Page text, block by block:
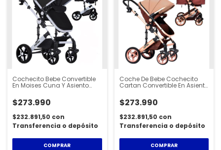
Cochecito Bebe Convertible
En Moises Cuna Y Asiento
Nuevo Modelo Seguro
Plegable Con Suspensión -
$273.990
$232.891,50 con
Transferencia o depósito
COMPRAR
Coche De Bebe Cochecito
Cartan Convertible En Asiento
$273.990
$232.891,50 con
Transferencia o depósito
COMPRAR